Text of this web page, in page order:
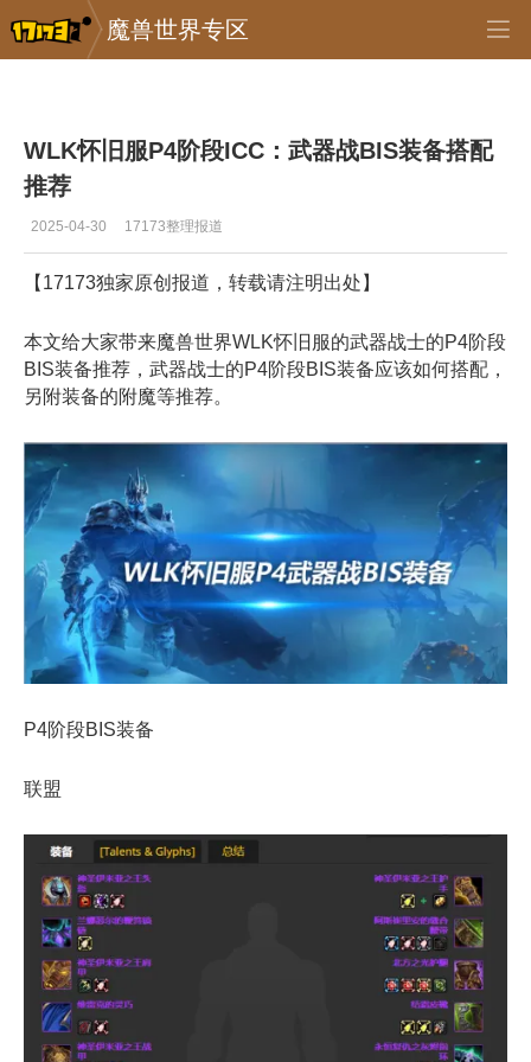
魔兽世界专区
专区_《魔兽世界》 >
WLK怀旧服P4阶段ICC：武器战BIS装备搭配
推荐
2025-04-30 17173整理报道
【17173独家原创报道，转载请注明出处】
本文给大家带来魔兽世界WLK怀旧服的武器战士的P4阶段
BIS装备推荐，武器战士的P4阶段BIS装备应该如何搭配，
另附装备的附魔等推荐。
P4阶段BIS装备
联盟